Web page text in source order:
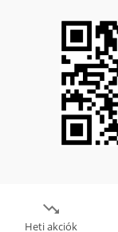

Heti akciók